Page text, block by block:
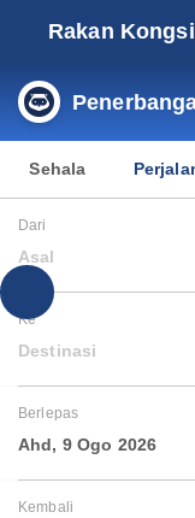
Rakan
Sehala
Dari
Asal
Ke
Destinasi
Berlepas
Ahd, 9 Ogo 2026
Kembali